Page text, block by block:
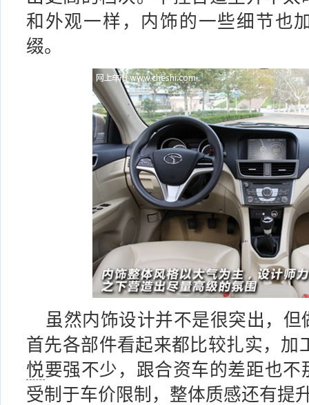
和外观一样，内饰的一些细节也
缀。
虽然内饰设计并不是很突出，
首先各部件看起来都比较扎实，加
悦要强不少，跟合资车的差距也
受制于车价限制，整体质感还有提